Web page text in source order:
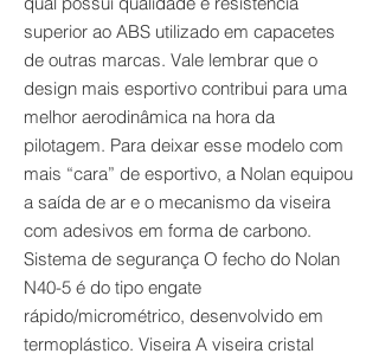
superior ao ABS utilizado em capacetes
de outras marcas. Vale lembrar que o
design mais esportivo contribui para uma
melhor aerodinâmica na hora da
pilotagem. Para deixar esse modelo com
mais “cara” de esportivo, a Nolan equipou
a saída de ar e o mecanismo da viseira
com adesivos em forma de carbono.
Sistema de segurança O fecho do Nolan
N40-5 é do tipo engate
rápido/micrométrico, desenvolvido em
termoplástico. Viseira A viseira cristal